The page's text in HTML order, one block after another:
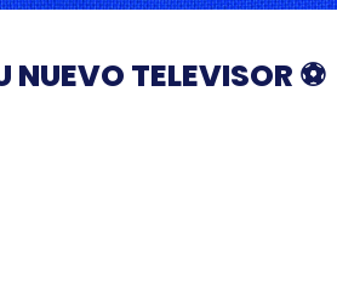
NUEVO TELEVISOR ⚽